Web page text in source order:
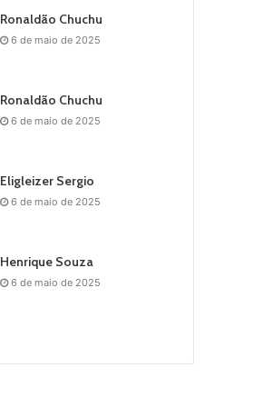
Ronaldão Chuchu
6 de maio de 2025
Ronaldão Chuchu
6 de maio de 2025
Eligleizer Sergio
6 de maio de 2025
Henrique Souza
6 de maio de 2025